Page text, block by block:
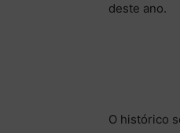
deste ano.
O histórico